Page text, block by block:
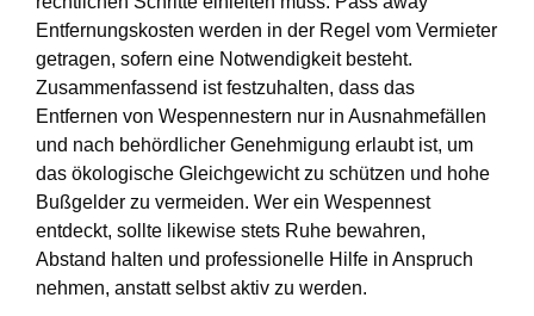
Entfernungskosten werden in der Regel vom Vermieter
getragen, sofern eine Notwendigkeit besteht.
Zusammenfassend ist festzuhalten, dass das
Entfernen von Wespennestern nur in Ausnahmefällen
und nach behördlicher Genehmigung erlaubt ist, um
das ökologische Gleichgewicht zu schützen und hohe
Bußgelder zu vermeiden. Wer ein Wespennest
entdeckt, sollte likewise stets Ruhe bewahren,
Abstand halten und professionelle Hilfe in Anspruch
nehmen, anstatt selbst aktiv zu werden.